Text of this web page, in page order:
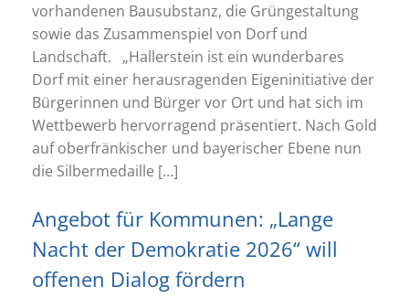
vorhandenen Bausubstanz, die Grüngestaltung
sowie das Zusammenspiel von Dorf und
Landschaft. „Hallerstein ist ein wunderbares
Dorf mit einer herausragenden Eigeninitiative der
Bürgerinnen und Bürger vor Ort und hat sich im
Wettbewerb hervorragend präsentiert. Nach Gold
auf oberfränkischer und bayerischer Ebene nun
die Silbermedaille […]
Angebot für Kommunen: „Lange
Nacht der Demokratie 2026“ will
offenen Dialog fördern